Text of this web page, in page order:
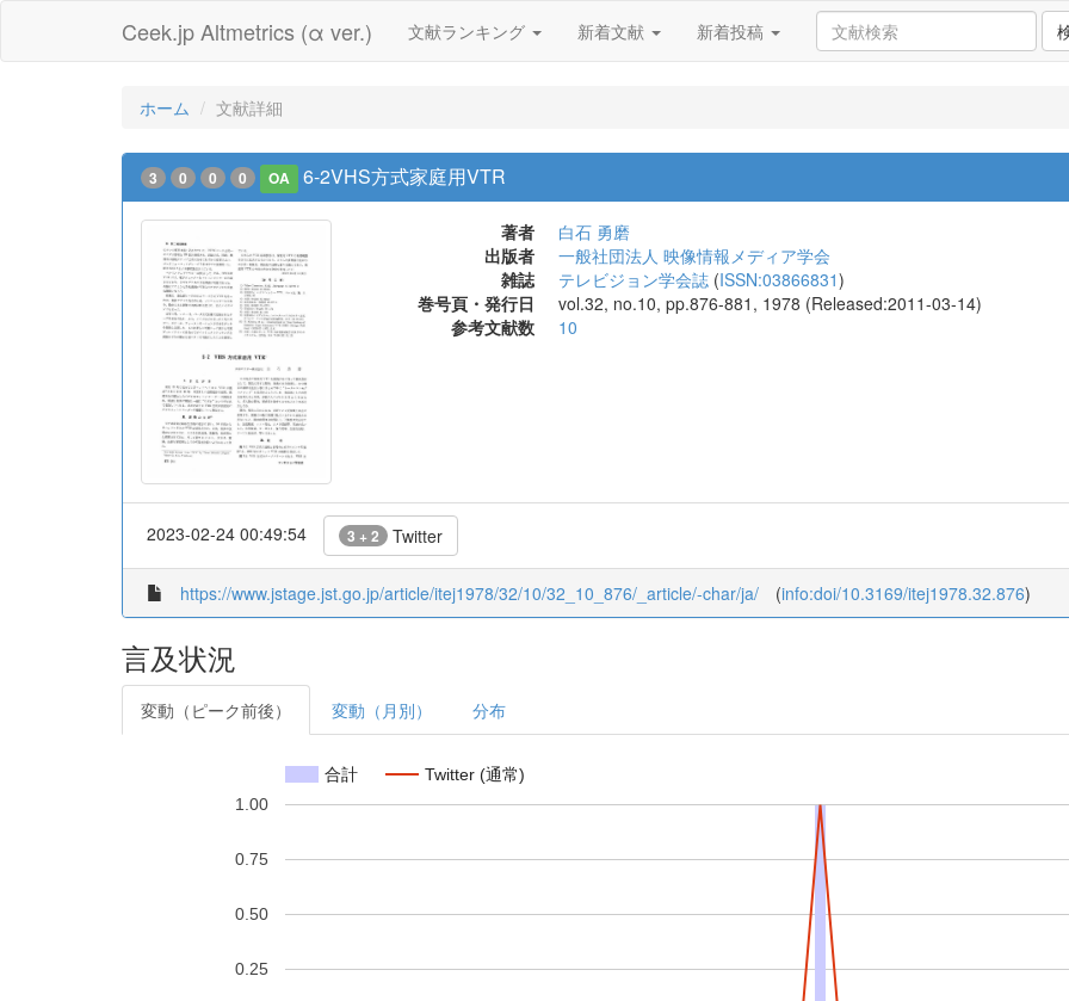
Ceek.jp Altmetrics (α ver.) 文献ランキング 新着文献 新着投稿
ホーム 文献詳細
3 0 0 0 OA 6-2VHS方式家庭用VTR
著者
白石 勇磨
出版者
一般社団法人 映像情報メディア学会
雑誌
テレビジョン学会誌 (ISSN:03866831)
巻号頁・発行日
vol.32, no.10, pp.876-881, 1978 (Released:2011-03-14)
参考文献数
10
2023-02-24 00:49:54 3 + 2 Twitter
https://www.jstage.jst.go.jp/article/itej1978/32/10/32_10_876/_article/-char/ja/ (info:doi/10.3169/itej1978.32.876)
言及状況
変動（ピーク前後） 変動（月別） 分布
合計 Twitter (通常)
0.25
0.50
0.75
1.00